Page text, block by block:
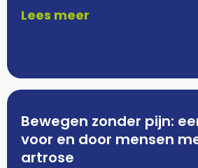
Lees meer
Bewegen zonder pijn:
voor en door mensen
artrose